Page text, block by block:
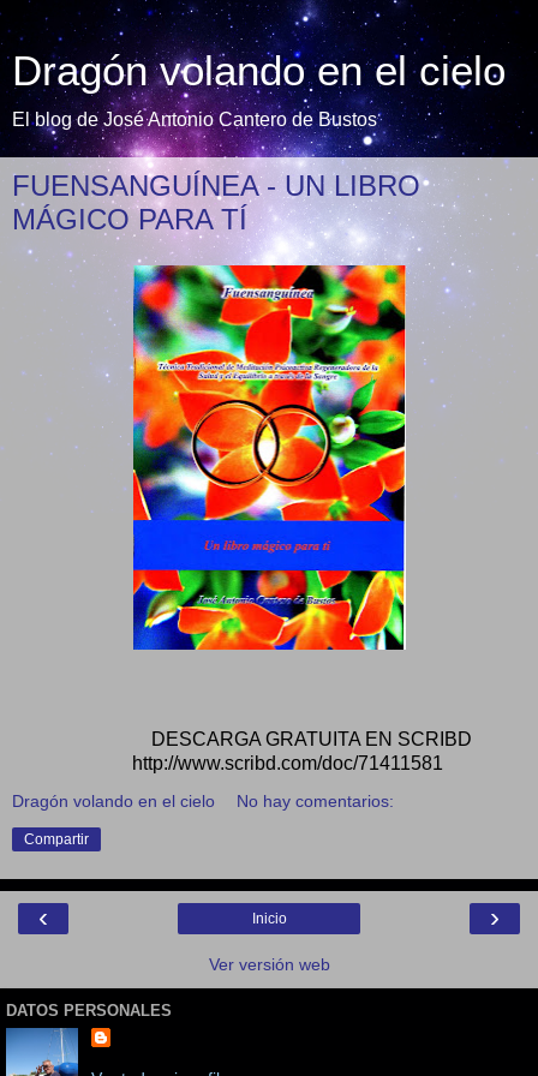
Dragón volando en el cielo
El blog de José Antonio Cantero de Bustos
FUENSANGUÍNEA - UN LIBRO
MÁGICO PARA TÍ
DESCARGA GRATUITA EN SCRIBD
http://www.scribd.com/doc/71411581
Dragón volando en el cielo No hay comentarios:
Compartir
‹ ›
Inicio
Ver versión web
DATOS PERSONALES